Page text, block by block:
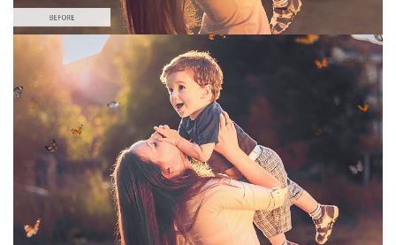
Bitte wählen Sie
Free Photoshop Overlay #9
Small 800*600px
Pearl Butterflies